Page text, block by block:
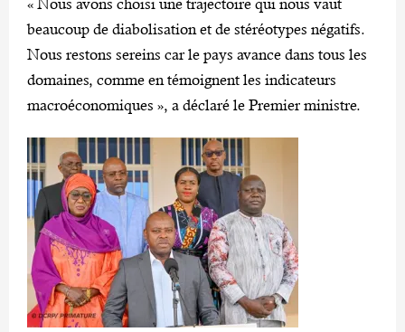
« Nous avons choisi une trajectoire qui nous vaut
beaucoup de diabolisation et de stéréotypes négatifs.
Nous restons sereins car le pays avance dans tous les
domaines, comme en témoignent les indicateurs
macroéconomiques », a déclaré le Premier ministre.